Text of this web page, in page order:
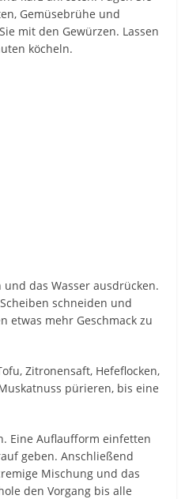
Gemüsebrühe und
mit den Gewürzen. Lassen
köcheln.
das Wasser ausdrücken.
schneiden und
etwas mehr Geschmack zu
Zitronensaft, Hefeflocken,
pürieren, bis eine
Eine Auflaufform einfetten
geben. Anschließend
Mischung und das
den Vorgang bis alle